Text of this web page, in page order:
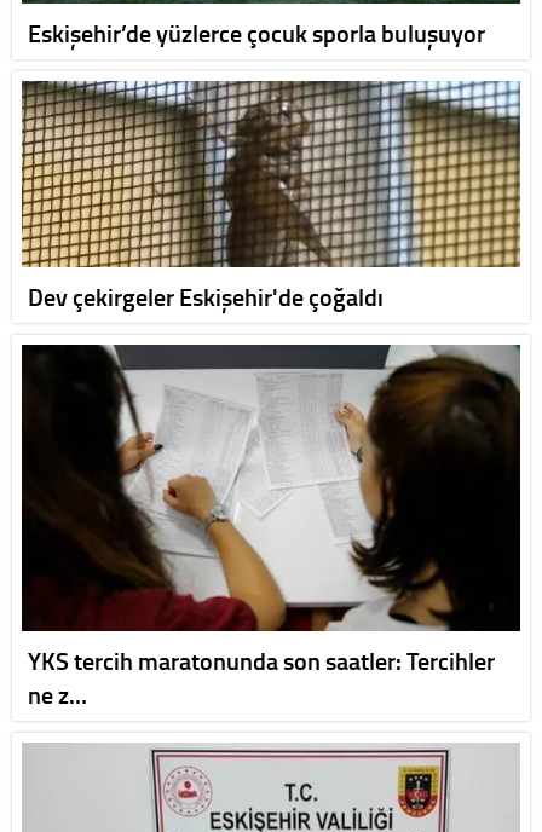
Eskişehir’de yüzlerce çocuk sporla buluşuyor
Dev çekirgeler Eskişehir'de çoğaldı
YKS tercih maratonunda son saatler: Tercihler
ne z…